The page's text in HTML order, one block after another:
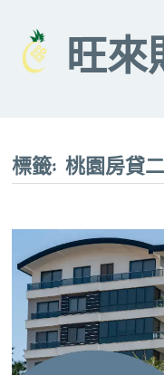
content
旺來
標籤:桃園房貸